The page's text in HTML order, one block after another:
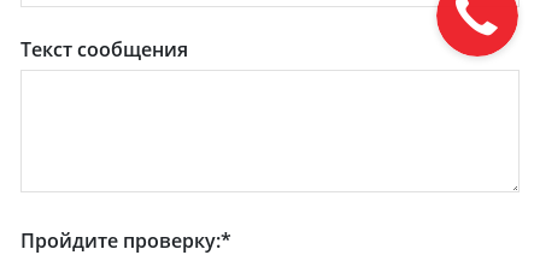
Текст сообщения
Пройдите проверку:*